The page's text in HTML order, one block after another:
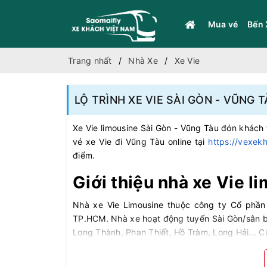
Mua vé Bến
Trang nhất Nhà Xe Xe Vie
LỘ TRÌNH XE VIE SÀI GÒN - VŨNG
Xe Vie limousine Sài Gòn - Vũng Tàu đón
vé xe Vie đi Vũng Tàu online tại https://
điểm.
Giới thiệu nhà xe Vie
Nhà xe Vie Limousine thuộc công ty Cổ
TP.HCM. Nhà xe hoạt động tuyến Sài Gòn/
Long Thành, Phan Thiết, Hồ Tràm, Long Hải...
: 131 Nguyễn Thái Bình, Phường Bến